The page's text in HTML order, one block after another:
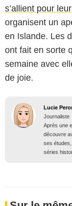
s’allient pour
organisent un
en Islande. Les
ont fait en sorte
semaine avec
de joie.
Lucie
Journaliste
Après une
découvre
ses
séries